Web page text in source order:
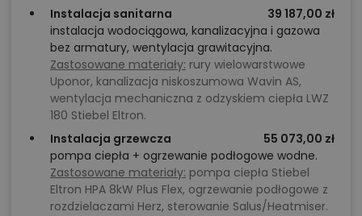
Instalacja sanitarna
39 187,00 zł
instalacja wodociągowa, kanalizacyjna i gazowa
bez armatury, wentylacja grawitacyjna.
Zastosowane materiały: rury wielowarstwowe
Uponor, kanalizacja niskoszumowa Wavin AS,
wentylacja mechaniczna z odzyskiem ciepła LWZ
180 Stiebel Eltron.
Instalacja grzewcza
55 073,00 zł
pompa ciepła + ogrzewanie podłogowe wodne.
Zastosowane materiały: pompa ciepła Stiebel
Eltron HPA 8kW Plus Flex, ogrzewanie podłogowe z
rozdzielaczami Herz, sterowanie Salus/Heatmiser.